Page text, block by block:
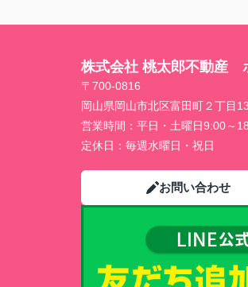
株式会社 桃太郎不動産
〒700-0816
岡山県岡山市北区富田町２丁目
営業時間： 平日・土曜日9:00～
定休日： 毎週水曜日・祝日
お問い合わせ